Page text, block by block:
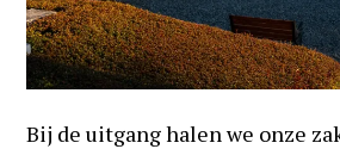
Bij de uitgang halen we onze